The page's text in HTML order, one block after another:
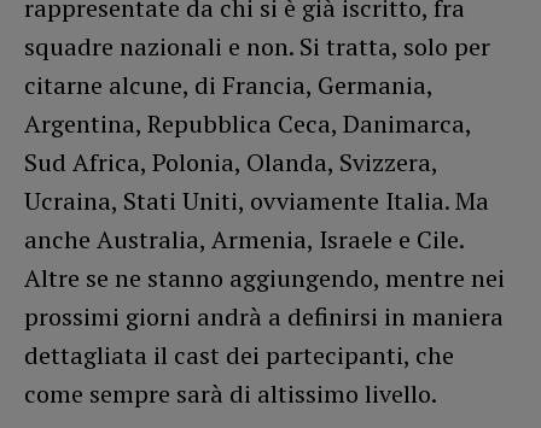
rappresentate da chi si è già iscritto, fra
squadre nazionali e non. Si tratta, solo per
citarne alcune, di Francia, Germania,
Argentina, Repubblica Ceca, Danimarca,
Sud Africa, Polonia, Olanda, Svizzera,
Ucraina, Stati Uniti, ovviamente Italia. Ma
anche Australia, Armenia, Israele e Cile.
Altre se ne stanno aggiungendo, mentre nei
prossimi giorni andrà a definirsi in maniera
dettagliata il cast dei partecipanti, che
come sempre sarà di altissimo livello.